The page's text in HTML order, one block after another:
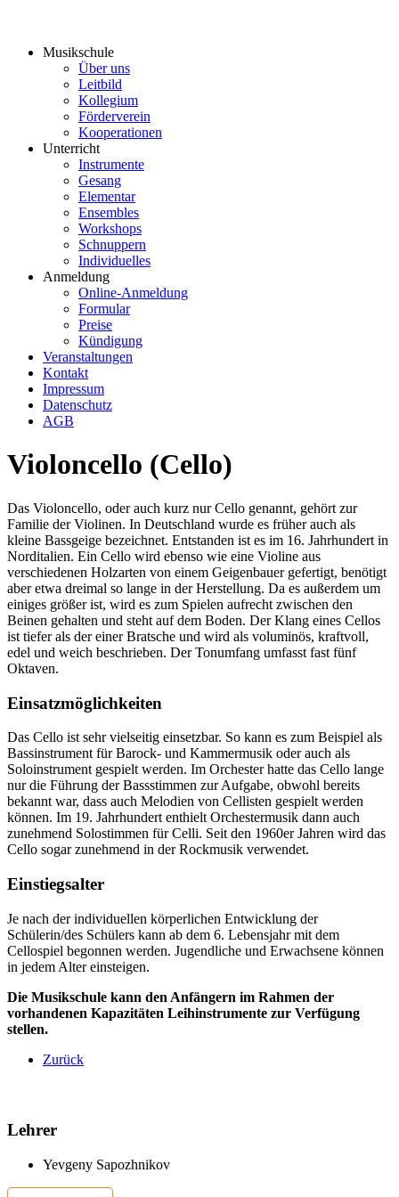
Musikschule
Über uns
Leitbild
Kollegium
Förderverein
Kooperationen
Unterricht
Instrumente
Gesang
Elementar
Ensembles
Workshops
Schnuppern
Individuelles
Anmeldung
Online-Anmeldung
Formular
Preise
Kündigung
Veranstaltungen
Kontakt
Impressum
Datenschutz
AGB
Violoncello (Cello)
Das Violoncello, oder auch kurz nur Cello genannt, gehört zur
Familie der Violinen. In Deutschland wurde es früher auch als
kleine Bassgeige bezeichnet. Entstanden ist es im 16. Jahrhundert in
Norditalien. Ein Cello wird ebenso wie eine Violine aus
verschiedenen Holzarten von einem Geigenbauer gefertigt, benötigt
aber etwa dreimal so lange in der Herstellung. Da es außerdem um
einiges größer ist, wird es zum Spielen aufrecht zwischen den
Beinen gehalten und steht auf dem Boden. Der Klang eines Cellos
ist tiefer als der einer Bratsche und wird als voluminös, kraftvoll,
edel und weich beschrieben. Der Tonumfang umfasst fast fünf
Oktaven.
Einsatzmöglichkeiten
Das Cello ist sehr vielseitig einsetzbar. So kann es zum Beispiel als
Bassinstrument für Barock- und Kammermusik oder auch als
Soloinstrument gespielt werden. Im Orchester hatte das Cello lange
nur die Führung der Bassstimmen zur Aufgabe, obwohl bereits
bekannt war, dass auch Melodien von Cellisten gespielt werden
können. Im 19. Jahrhundert enthielt Orchestermusik dann auch
zunehmend Solostimmen für Celli. Seit den 1960er Jahren wird das
Cello sogar zunehmend in der Rockmusik verwendet.
Einstiegsalter
Je nach der individuellen körperlichen Entwicklung der
Schülerin/des Schülers kann ab dem 6. Lebensjahr mit dem
Cellospiel begonnen werden. Jugendliche und Erwachsene können
in jedem Alter einsteigen.
Die Musikschule kann den Anfängern im Rahmen der
vorhandenen Kapazitäten Leihinstrumente zur Verfügung
stellen.
Zurück
Lehrer
Yevgeny Sapozhnikov